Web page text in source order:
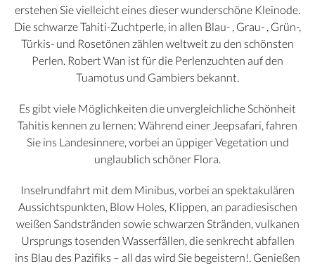
erstehen Sie vielleicht eines dieser wunderschöne Kleinode.
Die schwarze Tahiti-Zuchtperle, in allen Blau- , Grau- , Grün-,
Türkis- und Rosetönen zählen weltweit zu den schönsten
Perlen. Robert Wan ist für die Perlenzuchten auf den
Tuamotus und Gambiers bekannt.
Es gibt viele Möglichkeiten die unvergleichliche Schönheit
Tahitis kennen zu lernen: Während einer Jeepsafari, fahren
Sie ins Landesinnere, vorbei an üppiger Vegetation und
unglaublich schöner Flora.
Inselrundfahrt mit dem Minibus, vorbei an spektakulären
Aussichtspunkten, Blow Holes, Klippen, an paradiesischen
weißen Sandstränden sowie schwarzen Stränden, vulkanen
Ursprungs tosenden Wasserfällen, die senkrecht abfallen
ins Blau des Pazifiks – all das wird Sie begeistern!. Genießen